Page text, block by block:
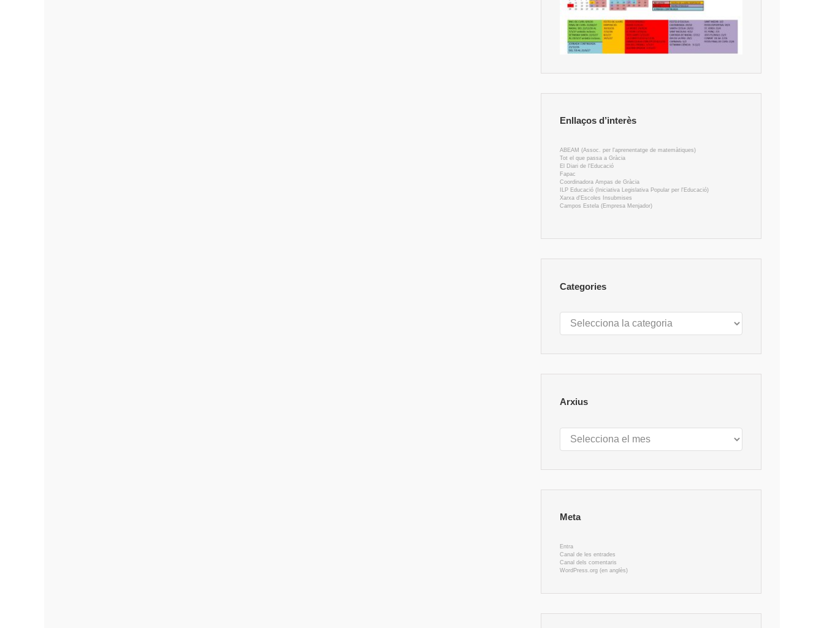
Enllaços d’interès
ABEAM (Assoc. per l'aprenentatge de matemàtiques)
Tot el que passa a Gràcia
El Diari de l'Educació
Fapac
Coordinadora Ampas de Gràcia
ILP Educació (Iniciativa Legislativa Popular per l'Educació)
Xarxa d'Escoles Insubmises
Campos Estela (Empresa Menjador)
Categories
Categories
Arxius
Arxius
Meta
Entra
Canal de les entrades
Canal dels comentaris
WordPress.org (en anglès)